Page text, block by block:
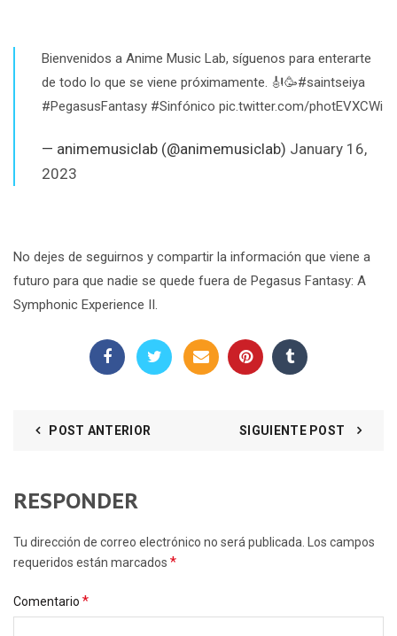
Bienvenidos a Anime Music Lab, síguenos para enterarte
de todo lo que se viene próximamente. 🎻🥳#saintseiya
#PegasusFantasy #Sinfónico pic.twitter.com/photEVXCWi
— animemusiclab (@animemusiclab) January 16,
2023
No dejes de seguirnos y compartir la información que viene a
futuro para que nadie se quede fuera de Pegasus Fantasy: A
Symphonic Experience II.
POST ANTERIOR SIGUIENTE POST
RESPONDER
Tu dirección de correo electrónico no será publicada. Los campos
requeridos están marcados *
Comentario *